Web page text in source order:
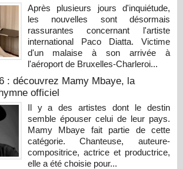
Après plusieurs jours d'inquiétude,
les nouvelles sont désormais
rassurantes concernant l'artiste
international Paco Diatta. Victime
d'un malaise à son arrivée à
l'aéroport de Bruxelles-Charleroi...
: découvrez Mamy Mbaye, la
officiel
Il y a des artistes dont le destin
semble épouser celui de leur pays.
Mamy Mbaye fait partie de cette
catégorie. Chanteuse, auteure-
compositrice, actrice et productrice,
elle a été choisie pour...